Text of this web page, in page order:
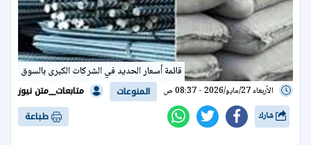
قائمة أسعار الحديد في الشركات الكبرى بالسوق
الأربعاء 27/مايو/2026 - 08:37 ص المنوعات متابعات__متن نيوز
طباعة